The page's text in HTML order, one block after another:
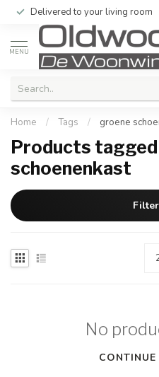
Delivered to your living room
MENU
Home / Tags / groene
Products
schoenenkast
No